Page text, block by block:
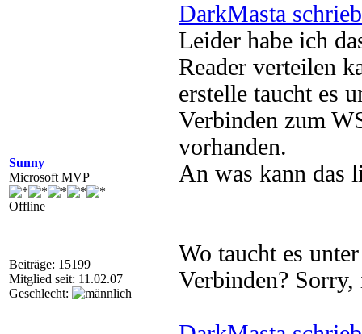
Sunny
Microsoft MVP
Offline
Beiträge: 15199
Mitglied seit: 11.02.07
Geschlecht:
DarkMasta schrieb
Leider habe ich
Reader verteilen
erstelle taucht es
Verbinden zum
vorhanden.
An was kann das
Wo taucht es
Verbinden?